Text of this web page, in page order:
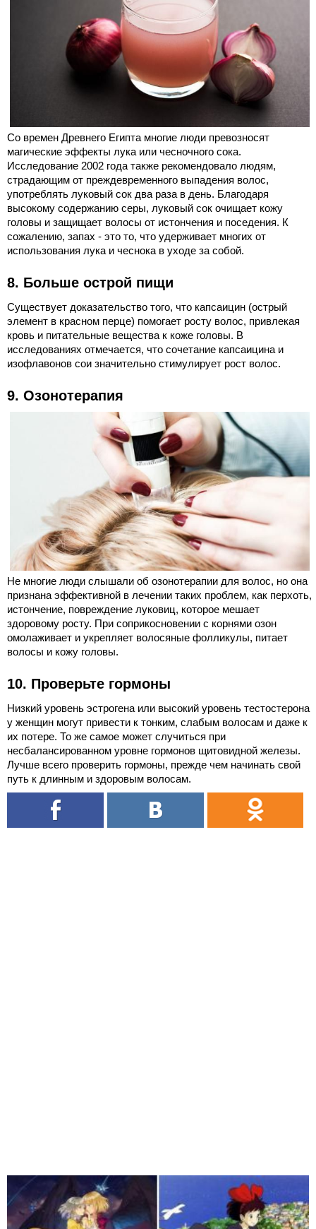
Со времен Древнего Египта многие люди превозносят
магические эффекты лука или чесночного сока.
Исследование 2002 года также рекомендовало людям,
страдающим от преждевременного выпадения волос,
употреблять луковый сок два раза в день. Благодаря
высокому содержанию серы, луковый сок очищает кожу
головы и защищает волосы от истончения и поседения. К
сожалению, запах - это то, что удерживает многих от
использования лука и чеснока в уходе за собой.
8. Больше острой пищи
Существует доказательство того, что капсаицин (острый
элемент в красном перце) помогает росту волос, привлекая
кровь и питательные вещества к коже головы. В
исследованиях отмечается, что сочетание капсаицина и
изофлавонов сои значительно стимулирует рост волос.
9. Озонотерапия
Не многие люди слышали об озонотерапии для волос, но она
признана эффективной в лечении таких проблем, как перхоть,
истончение, повреждение луковиц, которое мешает
здоровому росту. При соприкосновении с корнями озон
омолаживает и укрепляет волосяные фолликулы, питает
волосы и кожу головы.
10. Проверьте гормоны
Низкий уровень эстрогена или высокий уровень тестостерона
у женщин могут привести к тонким, слабым волосам и даже к
их потере. То же самое может случиться при
несбалансированном уровне гормонов щитовидной железы.
Лучше всего проверить гормоны, прежде чем начинать свой
путь к длинным и здоровым волосам.